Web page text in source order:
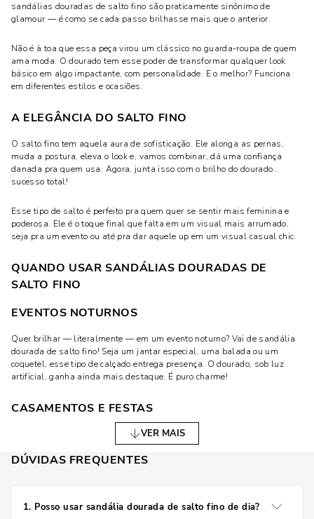
sandálias douradas de salto fino são praticamente sinônimo de
glamour — é como se cada passo brilhasse mais que o anterior.
Não é à toa que essa peça virou um clássico no guarda-roupa de quem
ama moda. O dourado tem esse poder de transformar qualquer look
básico em algo impactante, com personalidade. E o melhor? Funciona
em diferentes estilos e ocasiões.
A ELEGÂNCIA DO SALTO FINO
O salto fino tem aquela aura de sofisticação. Ele alonga as pernas,
muda a postura, eleva o look e, vamos combinar, dá uma confiança
danada pra quem usa. Agora, junta isso com o brilho do dourado…
sucesso total!
Esse tipo de salto é perfeito pra quem quer se sentir mais feminina e
poderosa. Ele é o toque final que falta em um visual mais arrumado,
seja pra um evento ou até pra dar aquele up em um visual casual chic.
QUANDO USAR SANDÁLIAS DOURADAS DE
SALTO FINO
EVENTOS NOTURNOS
Quer brilhar — literalmente — em um evento noturno? Vai de sandália
dourada de salto fino! Seja um jantar especial, uma balada ou um
coquetel, esse tipo de calçado entrega presença. O dourado, sob luz
artificial, ganha ainda mais destaque. É puro charme!
CASAMENTOS E FESTAS
Vai ser madrinha? Convidada? Aniversariante? As sandálias douradas
são uma escolha certeira. Elas combinam com praticamente todas as
cores de vestidos e dão aquele toque luxuoso sem exagero. Além disso,
LOOKS DO DIA A DIA COM TOQUE DE GLAMOUR
VER MAIS
DÚVIDAS FREQUENTES
1. Posso usar sandália dourada de salto fino de dia?